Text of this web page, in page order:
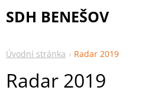
SDH BENEŠOV
Úvodní stránka Radar 2019
Radar 2019